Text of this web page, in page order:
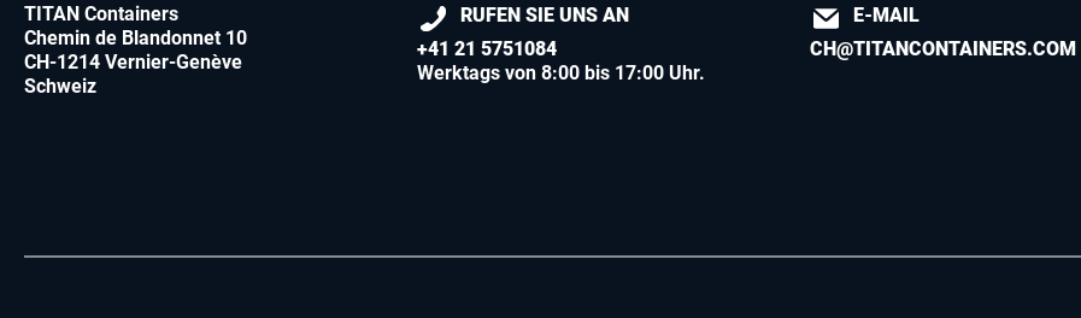
TITAN Containers
Chemin de Blandonnet 10
CH-1214 Vernier-Genève
Schweiz
RUFEN SIE UNS AN
+41 21 5751084
Werktags von 8:00 bis 17:00 Uhr.
E-MAIL
CH@TITANCONTAINERS.COM